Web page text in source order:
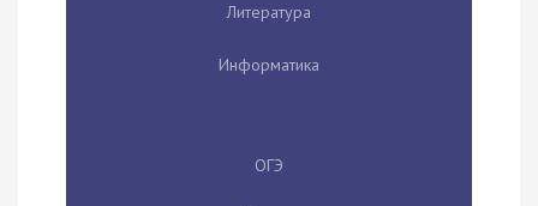
Литература
Информатика
ОГЭ